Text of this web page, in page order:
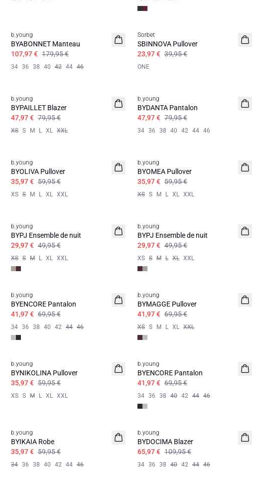
b.young
BYABONNET Manteau
107,97 € 179,95 €
34 36 38 40 42 44 46
Sorbet
SBINNOVA Pullover
23,97 € 39,95 €
ONE
b.young
BYPAILLET Blazer
47,97 € 79,95 €
XS S M L XL XXL
b.young
BYDANTA Pantalon
47,97 € 79,95 €
34 36 38 40 42 44 46
b.young
BYOLIVA Pullover
35,97 € 59,95 €
XS S M L XL XXL
b.young
BYOMEA Pullover
35,97 € 59,95 €
XS S M L XL XXL
b.young
BYPJ Ensemble de nuit
29,97 € 49,95 €
XS S M L XL XXL
b.young
BYPJ Ensemble de nuit
29,97 € 49,95 €
XS S M L XL XXL
b.young
BYENCORE Pantalon
41,97 € 69,95 €
34 36 38 40 42 44 46
b.young
BYMAGGE Pullover
41,97 € 69,95 €
XS S M L XL XXL
b.young
BYNIKOLINA Pullover
35,97 € 59,95 €
XS S M L XL XXL
b.young
BYENCORE Pantalon
41,97 € 69,95 €
34 36 38 40 42 44 46
b.young
BYIKAIA Robe
35,97 € 59,95 €
34 36 38 40 42 44 46
b.young
BYDOCIMA Blazer
65,97 € 109,95 €
34 36 38 40 42 44 46